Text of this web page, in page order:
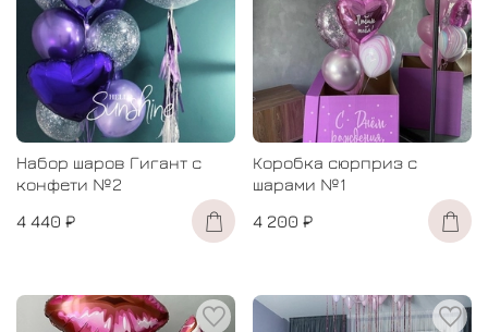
Набор шаров Гигант с
конфети №2
4 440 ₽
Коробка сюрприз с
шарами №1
4 200 ₽